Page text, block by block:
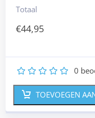
Totaal
€44,95
5
4
3
2 0
TOEVOEGEN